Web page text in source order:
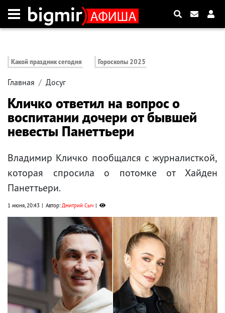
Какой праздник сегодня Гороскопы 2025
Главная Досуг
Кличко ответил на вопрос о
воспитании дочери от бывшей
невесты Панеттьери
Владимир Кличко пообщался с журналисткой,
которая спросила о потомке от Хайден
Панеттьери.
1 июня, 20:43 Автор:Дмитрий Сыч